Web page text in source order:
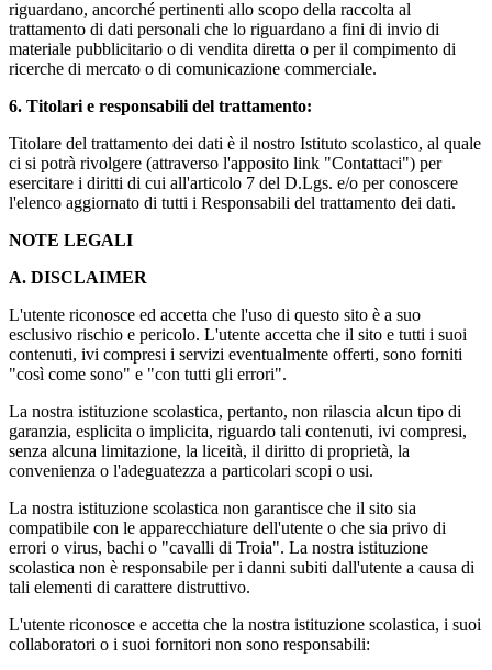
riguardano, ancorché pertinenti allo scopo della raccolta al
trattamento di dati personali che lo riguardano a fini di invio di
materiale pubblicitario o di vendita diretta o per il compimento di
ricerche di mercato o di comunicazione commerciale.
6. Titolari e responsabili del trattamento:
Titolare del trattamento dei dati è il nostro Istituto scolastico, al quale
ci si potrà rivolgere (attraverso l'apposito link "Contattaci") per
esercitare i diritti di cui all'articolo 7 del D.Lgs. e/o per conoscere
l'elenco aggiornato di tutti i Responsabili del trattamento dei dati.
NOTE LEGALI
A. DISCLAIMER
L'utente riconosce ed accetta che l'uso di questo sito è a suo
esclusivo rischio e pericolo. L'utente accetta che il sito e tutti i suoi
contenuti, ivi compresi i servizi eventualmente offerti, sono forniti
"così come sono" e "con tutti gli errori".
La nostra istituzione scolastica, pertanto, non rilascia alcun tipo di
garanzia, esplicita o implicita, riguardo tali contenuti, ivi compresi,
senza alcuna limitazione, la liceità, il diritto di proprietà, la
convenienza o l'adeguatezza a particolari scopi o usi.
La nostra istituzione scolastica non garantisce che il sito sia
compatibile con le apparecchiature dell'utente o che sia privo di
errori o virus, bachi o "cavalli di Troia". La nostra istituzione
scolastica non è responsabile per i danni subiti dall'utente a causa di
tali elementi di carattere distruttivo.
L'utente riconosce e accetta che la nostra istituzione scolastica, i suoi
collaboratori o i suoi fornitori non sono responsabili: